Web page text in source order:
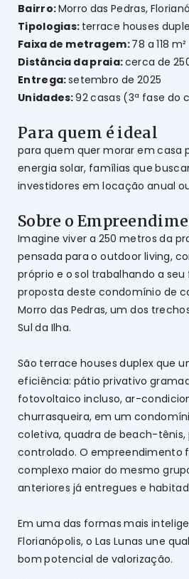
Bairro:Morro das Pedras,
Tipologias: terrace houses
Faixa de metragem:78 a 118 m²
Distância da praia:cerca de
Entrega:setembro de 2025
Unidades:92 casas (3ª fase do
Para quem é ideal
para quem quer morar em casa
energia solar, famílias que
investidores em locação anual
Sobre o
Imagine viver a 250 metros da
pensada para o outdoor living,
próprio e o sol trabalhando a seu
proposta deste condomínio de
Morro das Pedras, um dos
Sul da Ilha.
São terrace houses duplex que
eficiência: pátio privativo
fotovoltaico incluso, ar-
churrasqueira, em um
coletiva, quadra de beach-tênis,
controlado. O empreendimento
complexo maior do mesmo
anteriores já entregues e
Em uma das formas mais
Florianópolis, o Las Lunas une
bom potencial de valorização.